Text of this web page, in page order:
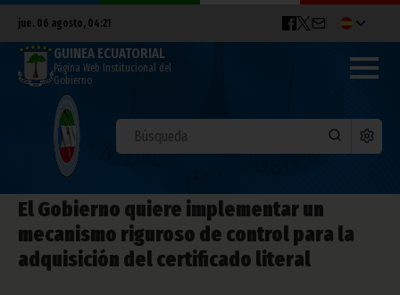
jue. 06 agosto, 04:21
GUINEA ECUATORIAL
Página Web Institucional del
Gobierno
El Gobierno quiere implementar un
mecanismo riguroso de control para la
adquisición del certificado literal